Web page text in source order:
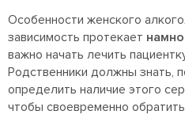
Особенности женского
зависимость протекает
важно начать лечить
Родственники должны знать,
определить наличие этого
чтобы своевременно